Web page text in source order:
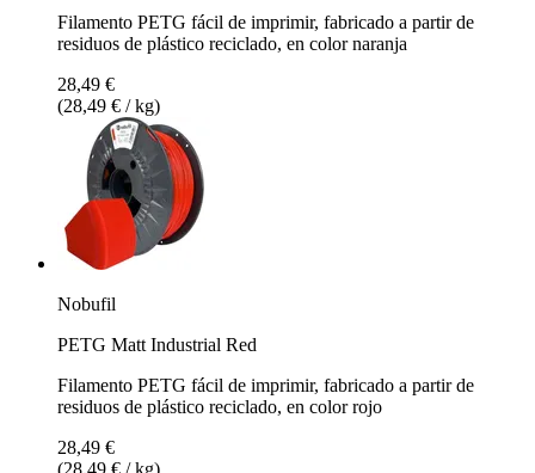
Filamento PETG fácil de imprimir, fabricado a partir de
residuos de plástico reciclado, en color naranja
28,49 €
(28,49 € / kg)
Nobufil
PETG Matt Industrial Red
Filamento PETG fácil de imprimir, fabricado a partir de
residuos de plástico reciclado, en color rojo
28,49 €
(28,49 € / kg)